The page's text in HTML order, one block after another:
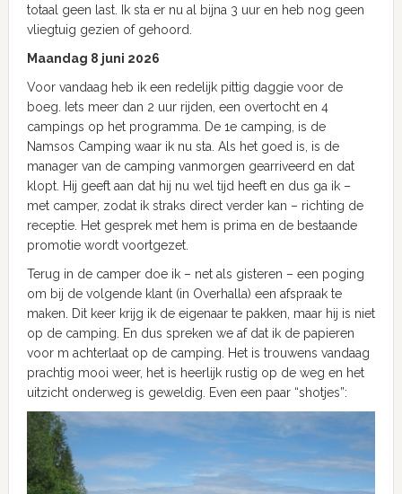
totaal geen last. Ik sta er nu al bijna 3 uur en heb nog geen
vliegtuig gezien of gehoord.
Maandag 8 juni 2026
Voor vandaag heb ik een redelijk pittig daggie voor de
boeg. Iets meer dan 2 uur rijden, een overtocht en 4
campings op het programma. De 1e camping, is de
Namsos Camping waar ik nu sta. Als het goed is, is de
manager van de camping vanmorgen gearriveerd en dat
klopt. Hij geeft aan dat hij nu wel tijd heeft en dus ga ik –
met camper, zodat ik straks direct verder kan – richting de
receptie. Het gesprek met hem is prima en de bestaande
promotie wordt voortgezet.
Terug in de camper doe ik – net als gisteren – een poging
om bij de volgende klant (in Overhalla) een afspraak te
maken. Dit keer krijg ik de eigenaar te pakken, maar hij is niet
op de camping. En dus spreken we af dat ik de papieren
voor m achterlaat op de camping. Het is trouwens vandaag
prachtig mooi weer, het is heerlijk rustig op de weg en het
uitzicht onderweg is geweldig. Even een paar “shotjes”: